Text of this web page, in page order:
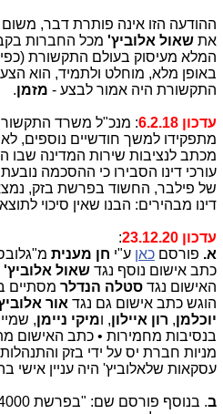
ההודעה הזו אינה פותרת דבר,
את שאול אלוביץ' מכל החברות
המלא מעיסוק בעולם התקשורת
באופן מלא, מוחלט ולתמיד, הוא
התקשורת היה אמור לבצע - מזמן.
עדכון 6.2.18
: מנכ"ל משרד
מכתב לנציבות שירות המדינה שבו
עורכי דינו הסבירו כי ההסכמה
של פילבר, החשוד בפרשת בזק,
דינו מבהירים: הבנו שאין סיכוי
עדכון 23.12.20
:
א. פורסם כאן ע"י חן מענית
כתב אישום נוסף נגד שאול אלוביץ'
האישום נגד סטלה הנדלר מסתיים
הוגש כתב אישום גם נגד אור
יוכלמן, רון איילון, ומיקי ניימן,
בנסיבות מחמירות • כתב האישום
מניות חברת יס על ידי בזק
עסקאות שלאלוביץ' היה עניין אישי
ב